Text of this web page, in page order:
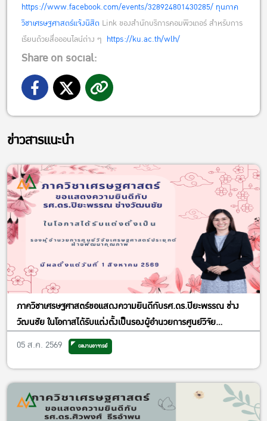
https://www.facebook.com/events/328924801430285/ ทุนภาค
วิชาเศรษฐศาสตร์แจ้งนิสิต Link ของสำนักบริการคอมพิวเตอร์ สำหรับการ
เรียนด้วยสื่อออนไลน์ต่าง ๆ https://ku.ac.th/wlh/
Share on social:
ข่าวสารแนะนำ
ภาควิชาเศรษฐศาสตร์ขอแสดงความยินดีกับรศ.ดร.ปิยะพรรณ ช่าง
วัฒนชัย ในโอกาสได้รับแต่งตั้งเป็นรองผู้อำนวยการศูนย์วิจัย
เศรษฐศาสตร์ประยุกต์ ฝ่ายพัฒนาคุณภาพ
05 ส.ค. 2569 ผลงานอาจารย์